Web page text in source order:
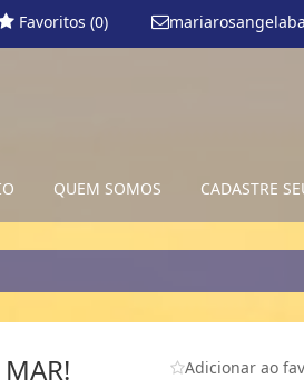
Favoritos (0)
QUEM SOMOS CADASTRE
Adicionar ao